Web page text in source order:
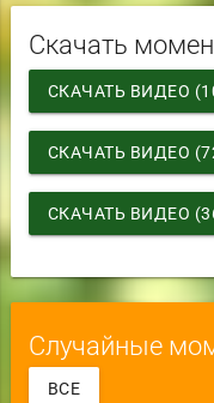
Скачать
СКАЧАТЬ ВИДЕО
СКАЧАТЬ ВИДЕО
СКАЧАТЬ ВИДЕО
Случайные
ВСЕ